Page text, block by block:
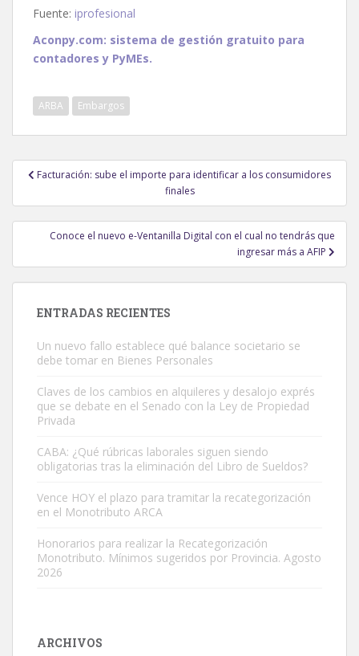
Fuente: iprofesional
Aconpy.com: sistema de gestión gratuito para
contadores y PyMEs.
ARBA Embargos
Navegación
entradas
Facturación: sube el importe para identificar a los consumidores
finales
Conoce el nuevo e-Ventanilla Digital con el cual no tendrás que
ingresar más a AFIP
ENTRADAS RECIENTES
Un nuevo fallo establece qué balance societario se
debe tomar en Bienes Personales
Claves de los cambios en alquileres y desalojo exprés
que se debate en el Senado con la Ley de Propiedad
Privada
CABA: ¿Qué rúbricas laborales siguen siendo
obligatorias tras la eliminación del Libro de Sueldos?
Vence HOY el plazo para tramitar la recategorización
en el Monotributo ARCA
Honorarios para realizar la Recategorización
Monotributo. Mínimos sugeridos por Provincia. Agosto
2026
ARCHIVOS